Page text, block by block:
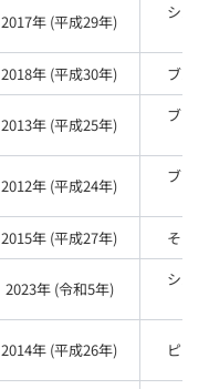
2017年 (平成29年)
シル
2018年 (平成30年) ブルー
2013年 (平成25年)
ブラ
2012年 (平成24年)
ブラ
2015年 (平成27年) その他
2023年 (令和5年)
シル
2014年 (平成26年) ピンク